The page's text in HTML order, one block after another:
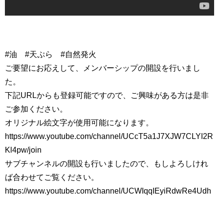
#油 #天ぷら #自然発火
ご要望にお応えして、メンバーシップの開設を行いまし
た。
下記URLからも登録可能ですので、ご興味がある方は是非
ご参加ください。
オリジナル絵文字が使用可能になります。
https://www.youtube.com/channel/UCcT5a1J7XJW7CLYI2R
Kl4pw/join
サブチャンネルの開設も行いましたので、もしよろしけれ
ば合わせてご覧ください。
https://www.youtube.com/channel/UCWIqqIEyiRdwRe4Udh